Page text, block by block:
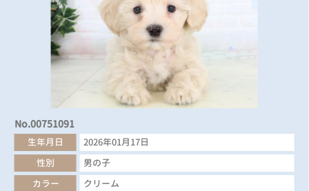
No.00751091
生年月日
2026年01月17日
性別
男の子
カラー
クリーム